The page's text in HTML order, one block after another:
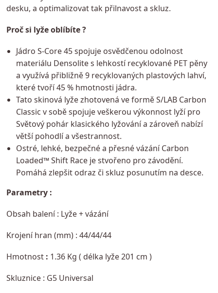
desku, a optimalizovat tak přilnavost a skluz.
Proč si lyže oblíbíte ?
Jádro S-Core 45 spojuje osvědčenou odolnost
materiálu Densolite s lehkostí recyklované PET pěny
a využívá přibližně 9 recyklovaných plastových lahví,
které tvoří 45 % hmotnosti jádra.
Tato skinová lyže zhotovená ve formě S/LAB Carbon
Classic v sobě spojuje veškerou výkonnost lyží pro
Světový pohár klasického lyžování a zároveň nabízí
větší pohodlí a všestrannost.
Ostré, lehké, bezpečné a přesné vázání Carbon
Loaded™ Shift Race je stvořeno pro závodění.
Pomáhá zlepšit odraz či skluz posunutím na desce.
Parametry :
Obsah balení : Lyže + vázání
Krojení hran (mm) : 44/44/44
Hmotnost : 1.36 Kg ( délka lyže 201 cm )
Skluznice : G5 Universal